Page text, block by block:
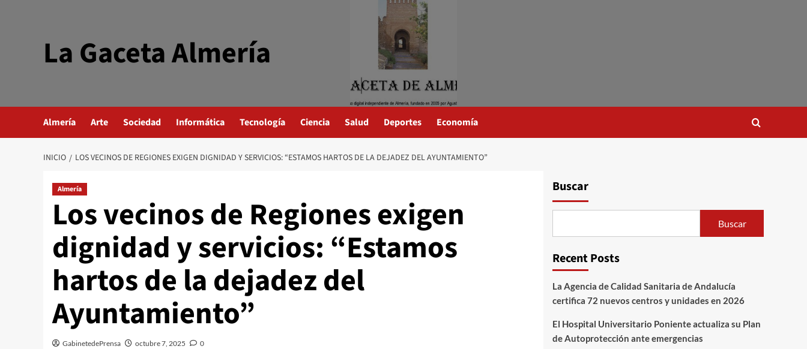
La Gaceta Almería
Almería Arte Sociedad Informática Tecnología Ciencia Salud Deportes Economía
INICIO LOS VECINOS DE REGIONES EXIGEN DIGNIDAD Y SERVICIOS: “ESTAMOS HARTOS DE LA DEJADEZ DEL AYUNTAMIENTO”
Almería
Los vecinos de Regiones exigen
dignidad y servicios: “Estamos
hartos de la dejadez del
Ayuntamiento”
GabinetedePrensa octubre 7, 2025 0
Buscar
Buscar
Recent Posts
La Agencia de Calidad Sanitaria de Andalucía
certifica 72 nuevos centros y unidades en 2026
El Hospital Universitario Poniente actualiza su Plan
de Autoprotección ante emergencias